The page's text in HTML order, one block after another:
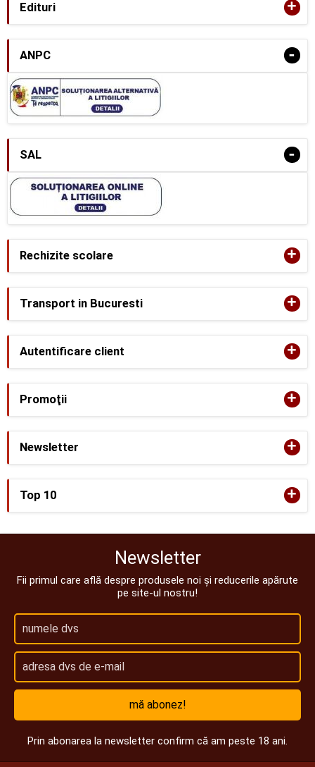
Edituri +
ANPC -
SAL -
Rechizite scolare +
Transport in Bucuresti +
Autentificare client +
Promoţii +
Newsletter +
Top 10 +
Newsletter
Fii primul care află despre produsele noi și reducerile apărute
pe site-ul nostru!
mă abonez!
Prin abonarea la newsletter confirm că am peste 18 ani.